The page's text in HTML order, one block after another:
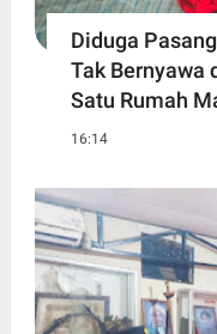
Diduga
Tak Bernyawa
Satu Rumah
16:14